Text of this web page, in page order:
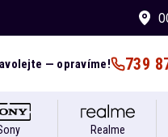
— opravíme! 739
Realme